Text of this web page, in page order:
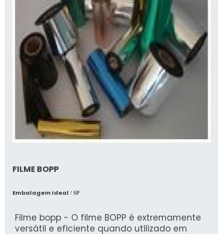
FILME BOPP
Embalagem Ideal / SP
Filme bopp - O filme BOPP é extremamente
versátil e eficiente quando utilizado em